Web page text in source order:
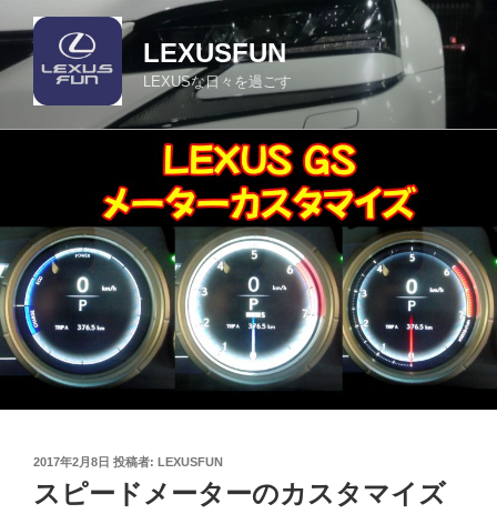
ン
テ
ッ
LEXUSFUN
LEXUSな日々を過ごす
投
稿
日:
2017年2月8日 投稿者: LEXUSFUN
スピードメーターのカスタマイズ